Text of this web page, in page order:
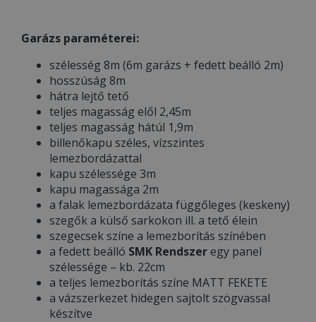
Garázs paraméterei:
szélesség 8m (6m garázs + fedett beálló 2m)
hosszúság 8m
hátra lejtő tető
teljes magasság elől 2,45m
teljes magasság hátúl 1,9m
billenőkapu széles, vízszintes
lemezbordázattal
kapu szélessége 3m
kapu magassága 2m
a falak lemezbordázata függőleges (keskeny)
szegők a külső sarkokon ill. a tető élein
szegecsek színe a lemezborítás színében
a fedett beálló SMK Rendszeregy panel
szélessége – kb. 22cm
a teljes lemezborítás színe MATT FEKETE
a vázszerkezet hidegen sajtolt szögvassal
készítve